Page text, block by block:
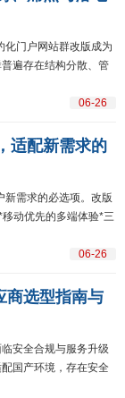
化门户网站群改版成为
遍存在结构分散、管
06-26
适配新需求的
新需求的必选项。改版
动优先的多端体验*三
06-26
商选型指南与
安全合规与服务升级
国产环境，存在安全